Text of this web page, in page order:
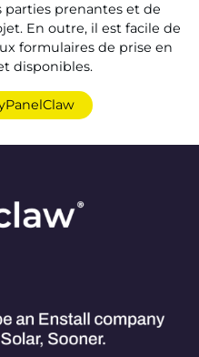
parties prenantes et de
En outre, il est facile de
formulaires de prise en
disponibles.